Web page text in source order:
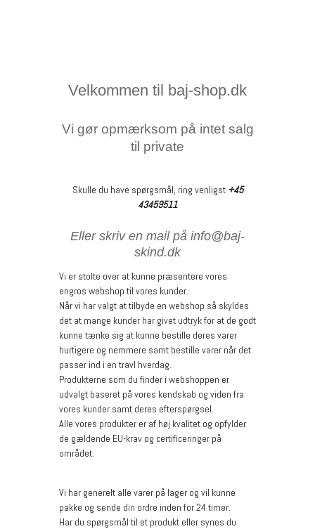
Velkommen til baj-shop.dk
Vi gør opmærksom på intet salg
til private
Skulle du have spørgsmål, ring venligst +45
43459511
Eller skriv en mail på info@baj-
skind.dk
Vi er stolte over at kunne præsentere vores
engros webshop til vores kunder.
Når vi har valgt at tilbyde en webshop så skyldes
det at mange kunder har givet udtryk for at de godt
kunne tænke sig at kunne bestille deres varer
hurtigere og nemmere samt bestille varer når det
passer ind i en travl hverdag.
Produkterne som du finder i webshoppen er
udvalgt baseret på vores kendskab og viden fra
vores kunder samt deres efterspørgsel.
Alle vores produkter er af høj kvalitet og opfylder
de gældende EU-krav og certificeringer på
området.
Vi har generelt alle varer på lager og vil kunne
pakke og sende din ordre inden for 24 timer.
Har du spørgsmål til et produkt eller synes du